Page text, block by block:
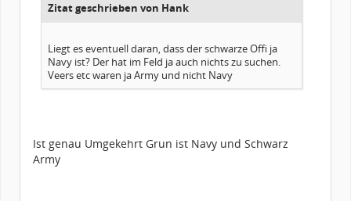
Kostüme:
Im Profil...
Zitat geschrieben von Hank
Liegt es eventuell daran, dass der schwarze Offi ja
Navy ist? Der hat im Feld ja auch nichts zu suchen.
Veers etc waren ja Army und nicht Navy
Ist genau Umgekehrt Grun ist Navy und Schwarz
Army